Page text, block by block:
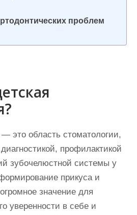
проблем
это область стоматологии,
профилактикой
зубочелюстной системы у
прикуса и
значение для
уверенности в себе и